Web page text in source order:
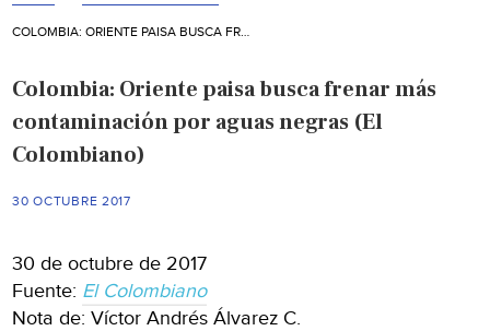
Colombia: Oriente paisa busca frenar más
contaminación por aguas negras (El
Colombiano)
30 OCTUBRE 2017
30 de octubre de 2017
Fuente: El Colombiano
Nota de: Víctor Andrés Álvarez C.